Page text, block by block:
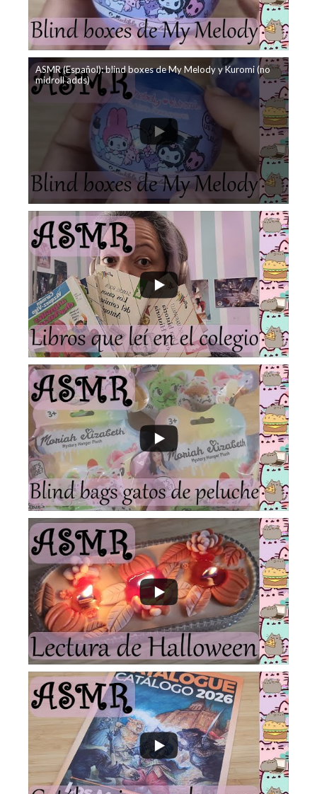
ASMR (Español): blind boxes de My Melody y Kuromi (no
midroll adds)